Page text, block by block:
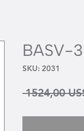
BASV-3
SKU: 2031
1524,00